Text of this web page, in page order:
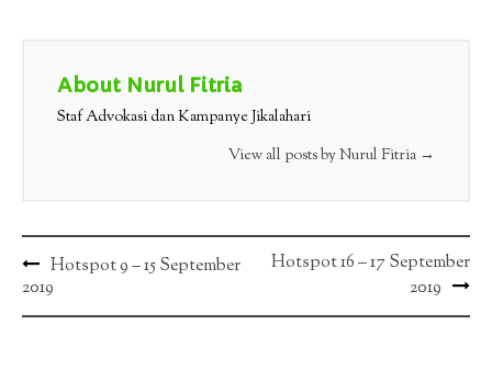
About Nurul Fitria
Staf Advokasi dan Kampanye Jikalahari
View all posts by Nurul Fitria →
Post
navigation
Hotspot 9 – 15 September
2019
Hotspot 16 – 17 September
2019